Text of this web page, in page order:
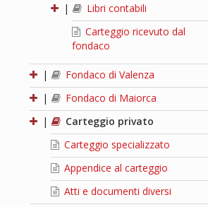
|
Libri contabili
Carteggio ricevuto dal
fondaco
|
Fondaco di Valenza
|
Fondaco di Maiorca
|
Carteggio privato
Carteggio specializzato
Appendice al carteggio
Atti e documenti diversi